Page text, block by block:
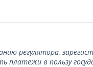
регулятора,
в пользу